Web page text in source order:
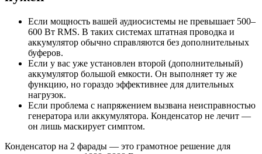
Если мощность вашей аудиосистемы не превышает 500–
600 Вт RMS. В таких системах штатная проводка и
аккумулятор обычно справляются без дополнительных
буферов.
Если у вас уже установлен второй (дополнительный)
аккумулятор большой емкости. Он выполняет ту же
функцию, но гораздо эффективнее для длительных
нагрузок.
Если проблема с напряжением вызвана неисправностью
генератора или аккумулятора. Конденсатор не лечит —
он лишь маскирует симптом.
Конденсатор на 2 фарады — это грамотное решение для